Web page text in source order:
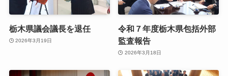
栃木県議会議長を退任
2026年3月19日
令和７年度栃木県包括外部
監査報告
2026年3月18日